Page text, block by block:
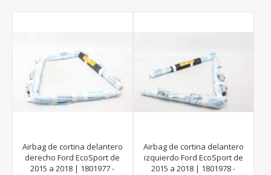
Airbag de cortina delantero
derecho Ford EcoSport de
2015 a 2018 | 1801977 -
Airbag de cortina delantero
izquierdo Ford EcoSport de
2015 a 2018 | 1801978 -